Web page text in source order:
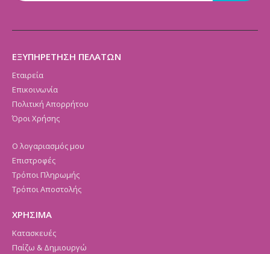
ΕΞΥΠΗΡΕΤΗΣΗ ΠΕΛΑΤΩΝ
Εταιρεία
Επικοινωνία
Πολιτική Απορρήτου
Όροι Χρήσης
Ο λογαριασμός μου
Επιστροφές
Τρόποι Πληρωμής
Τρόποι Αποστολής
ΧΡΗΣΙΜΑ
Κατασκευές
Παίζω & Δημιουργώ